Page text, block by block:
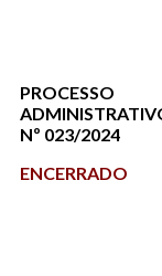
PROCESSO
Nº 023/2024
ENCERRADO